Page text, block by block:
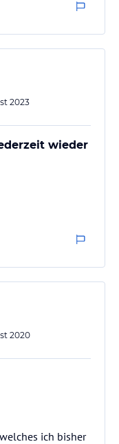
2023
wieder
2020
ich bisher